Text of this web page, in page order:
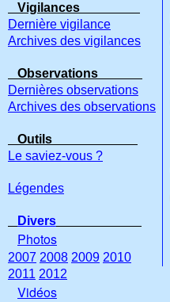
Vigilances
Dernière vigilance
Archives des vigilances
Observations
Dernières observations
Archives des observations
Outils
Le saviez-vous ?
Légendes
Divers
Photos
2007 2008 2009 2010
2011 2012
Vidéos